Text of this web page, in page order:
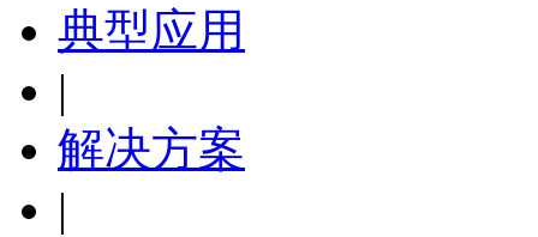
典型应用
|
解决方案
|